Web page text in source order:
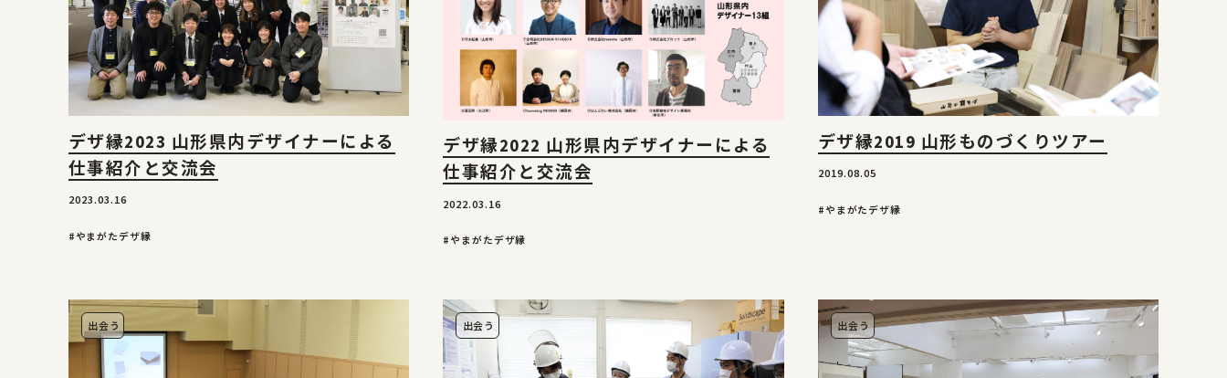
デザ縁2023 山形県内デザイナーによる
仕事紹介と交流会
2023.03.16
#やまがたデザ縁
デザ縁2022 山形県内デザイナーによる
仕事紹介と交流会
2022.03.16
#やまがたデザ縁
デザ縁2019 山形ものづくりツアー
2019.08.05
#やまがたデザ縁
出会う 出会う 出会う